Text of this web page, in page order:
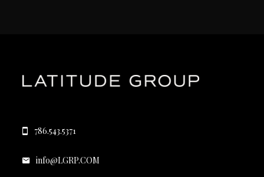
786.543.5371
info@LGRP.COM